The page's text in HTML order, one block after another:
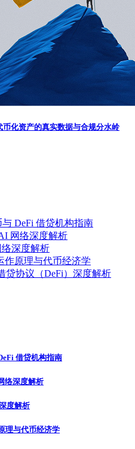
化资产的真实数据与合规分水岭
DeFi 借贷机构指南
网络深度解析
深度解析
作原理与代币经济学
贷协议（DeFi）深度解析
借贷机构指南
络深度解析
度解析
理与代币经济学